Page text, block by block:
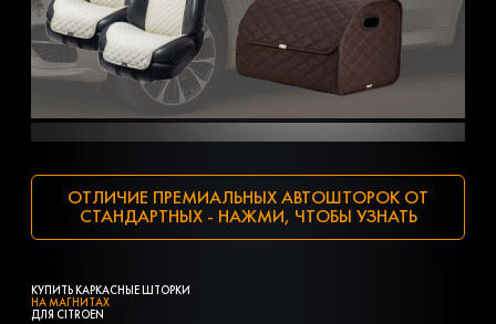
ОТЛИЧИЕ ПРЕМИАЛЬНЫХ АВТОШТОРОК ОТ
СТАНДАРТНЫХ - НАЖМИ, ЧТОБЫ УЗНАТЬ
КУПИТЬ КАРКАСНЫЕ ШТОРКИ
НА МАГНИТАХ
ДЛЯ CITROEN